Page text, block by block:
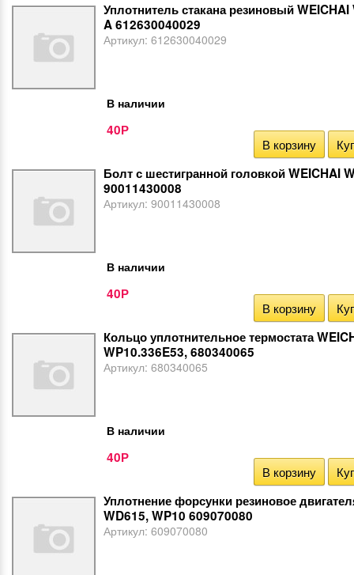
Уплотнитель стакана резиновый
A 612630040029
Артикул: 612630040029
В наличии
40Р
В корзину
Болт с шестигранной головкой WEICHAI
90011430008
Артикул: 90011430008
В наличии
40Р
В корзину
Кольцо уплотнительное термостата
WP10.336E53, 680340065
Артикул: 680340065
В наличии
40Р
В корзину
Уплотнение форсунки резиновое
WD615, WP10 609070080
Артикул: 609070080